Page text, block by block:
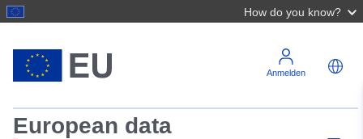
How do you know?
Anmelden
European data